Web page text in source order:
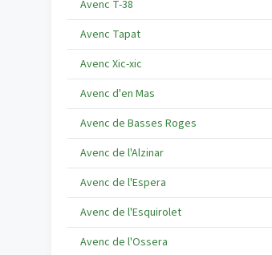
Avenc T-38
Avenc Tapat
Avenc Xic-xic
Avenc d'en Mas
Avenc de Basses Roges
Avenc de l'Alzinar
Avenc de l'Espera
Avenc de l'Esquirolet
Avenc de l'Ossera